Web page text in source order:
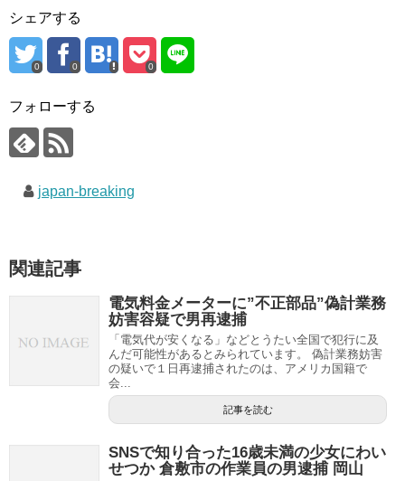
シェアする
0 0 0
フォローする
japan-breaking
関連記事
電気料金メーターに”不正部品”偽計業務
妨害容疑で男再逮捕
「電気代が安くなる」などとうたい全国で犯行に及
んだ可能性があるとみられています。 偽計業務妨害
の疑いで１日再逮捕されたのは、アメリカ国籍で
会...
記事を読む
SNSで知り合った16歳未満の少女にわい
せつか 倉敷市の作業員の男逮捕 岡山